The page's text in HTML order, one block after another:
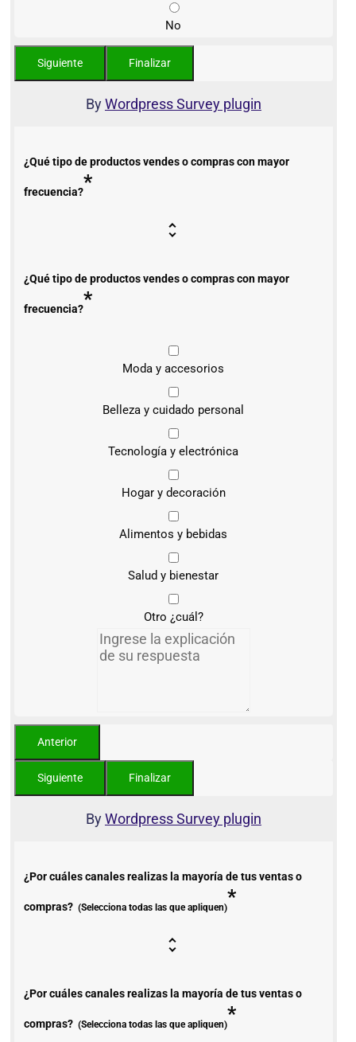
No
ByWordpress Survey plugin
¿Qué tipo de productos vendes o compras con mayor
frecuencia?*
¿Qué tipo de productos vendes o compras con mayor
frecuencia?*
Moda y accesorios
Belleza y cuidado personal
Tecnología y electrónica
Hogar y decoración
Alimentos y bebidas
Salud y bienestar
Otro ¿cuál?
ByWordpress Survey plugin
¿Por cuáles canales realizas la mayoría de tus ventas o
compras? (Selecciona todas las que apliquen)*
¿Por cuáles canales realizas la mayoría de tus ventas o
compras? (Selecciona todas las que apliquen)*